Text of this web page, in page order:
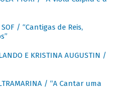
/ “Cantigas de Reis,
E KRISTINA AUGUSTIN /
/ “A Cantar uma